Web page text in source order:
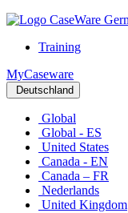
Training
MyCaseware
Deutschland
Global
Global - ES
United States
Canada - EN
Canada – FR
Nederlands
United Kingdom